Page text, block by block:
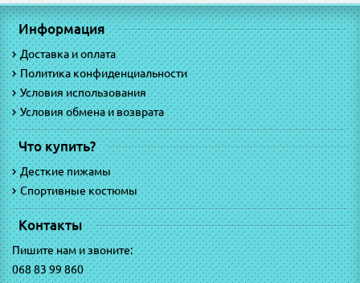
Информация
Доставка и оплата
Политика конфиденциальности
Условия использования
Условия обмена и возврата
Что купить?
Десткие пижамы
Спортивные костюмы
Контакты
Пишите нам и звоните:
068 83 99 860